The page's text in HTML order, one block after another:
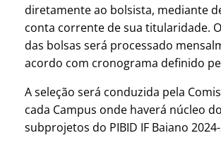
diretamente ao bolsista, mediante
conta corrente de sua titularidade.
das bolsas será processado
acordo com cronograma definido
A seleção será conduzida pela
cada Campus onde haverá núcleo
subprojetos do PIBID IF Baiano